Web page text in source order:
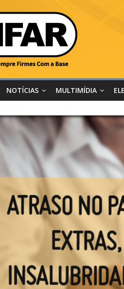
NOTÍCIAS MULTIMÍDIA